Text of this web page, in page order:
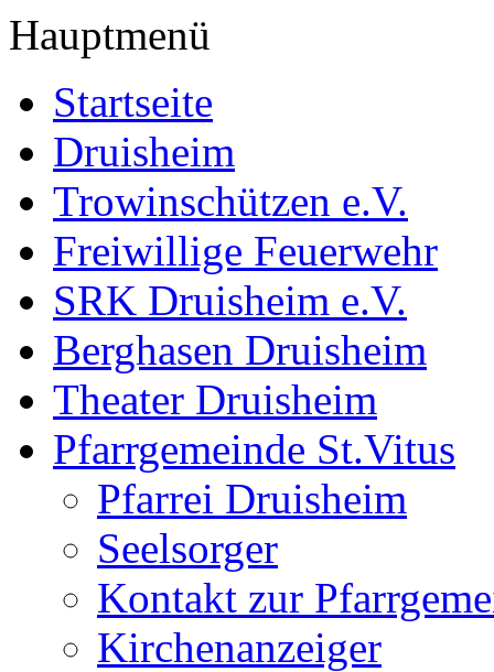
Hauptmenü
Startseite
Druisheim
Trowinschützen e.V.
Freiwillige Feuerwehr
SRK Druisheim e.V.
Berghasen Druisheim
Theater Druisheim
Pfarrgemeinde St.Vitus
Pfarrei Druisheim
Seelsorger
Kontakt zur
Kirchenanzeiger